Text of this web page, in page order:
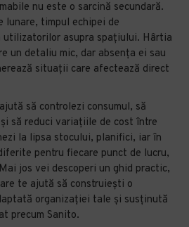
nu este o sarcină secundară.
lunare, timpul echipei de
utilizatorilor asupra spațiului. Hârtia
un detaliu mic, dar absența ei sau
situații care afectează direct
să controlezi consumul, să
să reduci variațiile de cost între
la lipsa stocului, planifici, iar în
pentru fiecare punct de lucru,
jos vei descoperi un ghid practic,
te ajută să construiești o
organizației tale și susținută
precum Sanito.